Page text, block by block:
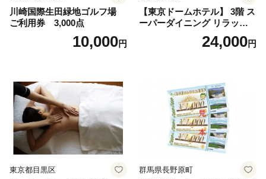
川崎国際生田緑地ゴルフ場
ご利用券 3,000点
10,000円
【東京ドームホテル】 3階 ス
ーパーダイニング リラッサ
ランチブッフェ お食事券 大
人1名様分 関東 東京 ご利用
24,000円
東京都目黒区 群馬県長野原町